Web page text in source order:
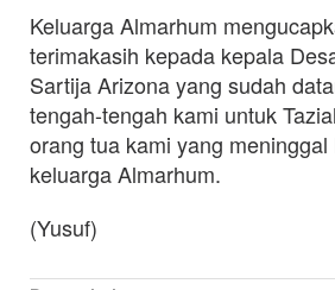
Keluarga Almarhum
terimakasih kepada kepala
Sartija Arizona yang sudah
tengah-tengah kami untuk
orang tua kami yang meninggal
keluarga Almarhum.
(Yusuf)